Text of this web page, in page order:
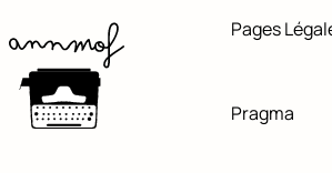
Pages
Pragma